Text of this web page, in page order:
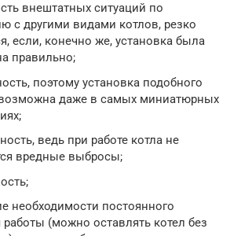
внештатных ситуаций по
с другими видами котлов, резко
если, конечно же, установка была
правильно;
поэтому установка подобного
возможна даже в самых миниатюрных
ведь при работе котла не
вредные выбросы;
необходимости постоянного
работы (можно оставлять котел без